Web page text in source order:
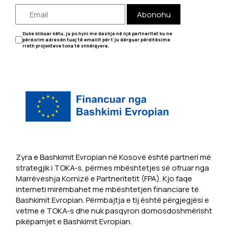
Abonohu
Duke klikuar këtu, ju po hyni me dashje në një partneritet ku ne
përdorim adresën tuaj të emailit për t'ju dërguar përditësime
rreth projekteve tona të shkëlqyera.
Zyra e Bashkimit Evropian në Kosovë është partneri më
strategjik i TOKA-s, përmes mbështetjes së ofruar nga
Marrëveshja Kornizë e Partneritetit (FPA). Kjo faqe
interneti mirëmbahet me mbështetjen financiare të
Bashkimit Evropian. Përmbajtja e tij është përgjegjësi e
vetme e TOKA-s dhe nuk pasqyron domosdoshmërisht
pikëpamjet e Bashkimit Evropian.